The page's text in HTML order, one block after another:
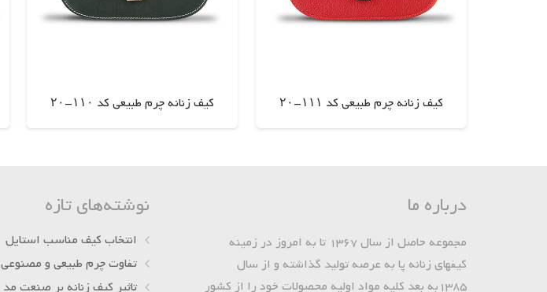
کیف زنانه چرم طبیعی کد ۱۱۱-۲۰
اطلاعات بیشتر
کیف زنانه چرم طبیعی کد ۱۱۰-۲۰
اطلاعات بیشتر
درباره ما
مجموعه حاصل از سال 1367 تا به امروز در زمینه
کیفهای زنانه پا به عرصه تولید گذاشته و از سال
1385به بعد کلیه مواد اولیه محصولات خود را از کشور
نوشته‌های تازه
انتخاب کیف مناسب استایل
تفاوت چرم طبیعی و مصنوعی
تاثیر کیف زنانه بر صنعت مد